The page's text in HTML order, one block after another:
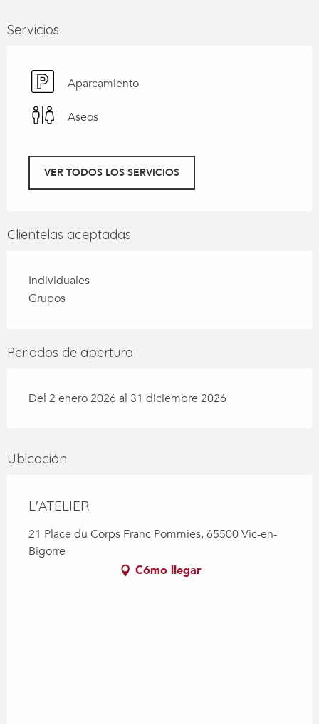
Servicios
Aparcamiento
Aseos
VER TODOS LOS SERVICIOS
Clientelas aceptadas
Individuales
Grupos
Periodos de apertura
Del 2 enero 2026 al 31 diciembre 2026
Ubicación
L'ATELIER
21 Place du Corps Franc Pommies, 65500 Vic-en-
Bigorre
Cómo llegar